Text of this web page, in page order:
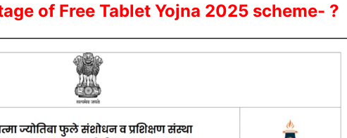
of Free Tablet Yojna 2025 scheme- ?